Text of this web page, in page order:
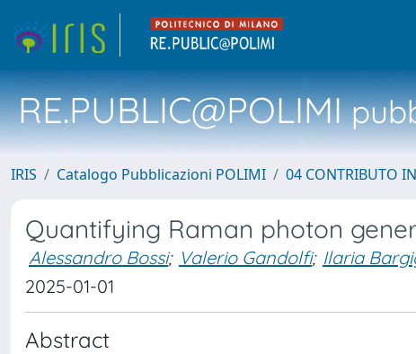
RE.PUBLIC@POLIMI
IRIS Catalogo Pubblicazioni POLIMI 04 CONTRIBUTO
Quantifying Raman photon
Alessandro Bossi; Valerio Gandolfi; Ilaria
2025-01-01
Abstract